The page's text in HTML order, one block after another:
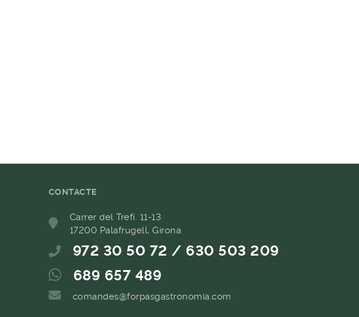
CONTACTE
Carrer del Trefí. 11-13
17200 Palafrugell, Girona
972 30 50 72 / 630 503 209
689 657 489
comandes@forpasgastronomia.com